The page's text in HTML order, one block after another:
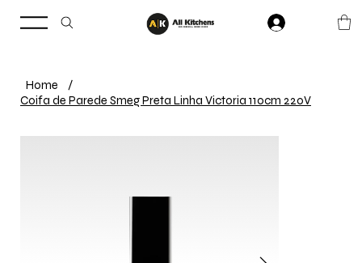
Home
/
Coifa de Parede Smeg Preta Linha Victoria 110cm 220V